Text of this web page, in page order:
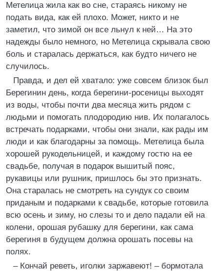
Метелица жила как во сне, стараясь никому не
подать вида, как ей плохо. Может, никто и не
заметил, что зимой он все льнул к ней… На это
надежды было немного, но Метелица скрывала свою
боль и старалась держаться, как будто ничего не
случилось.
Правда, и дел ей хватало: уже совсем близок был
Берегинин день, когда берегини-росеницы выходят
из воды, чтобы почти два месяца жить рядом с
людьми и помогать плодородию нив. Их полагалось
встречать подарками, чтобы они знали, как рады им
люди и как благодарны за помощь. Метелица была
хорошей рукодельницей, и каждому гостю на ее
свадьбе, получая в подарок вышитый пояс,
рукавицы или рушник, пришлось бы это признать.
Она старалась не смотреть на сундук со своим
приданым и подарками к свадьбе, которые готовила
всю осень и зиму, но слезы то и дело падали ей на
колени, орошая рубашку для берегини, как сама
берегиня в будущем должна орошать посевы на
полях.
– Кончай реветь, иголки заржавеют! – бормотала